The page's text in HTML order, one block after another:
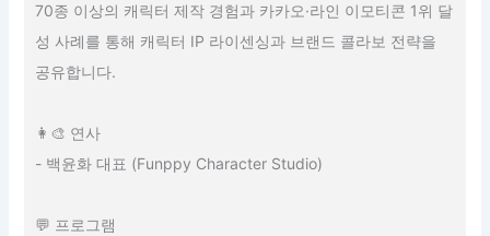
70종 이상의 캐릭터 제작 경험과 카카오·라인 이모티콘 1위 달
성 사례를 통해 캐릭터 IP 라이센싱과 브랜드 콜라보 전략을
공유합니다.
👩‍🎨 연사
- 백윤화 대표 (Funppy Character Studio)
💬 프로그램